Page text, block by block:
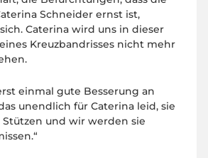
Schneider ernst ist,
Caterina wird uns in dieser
Kreuzbandrisses nicht mehr
einmal gute Besserung an
unendlich für Caterina leid, sie
und wir werden sie